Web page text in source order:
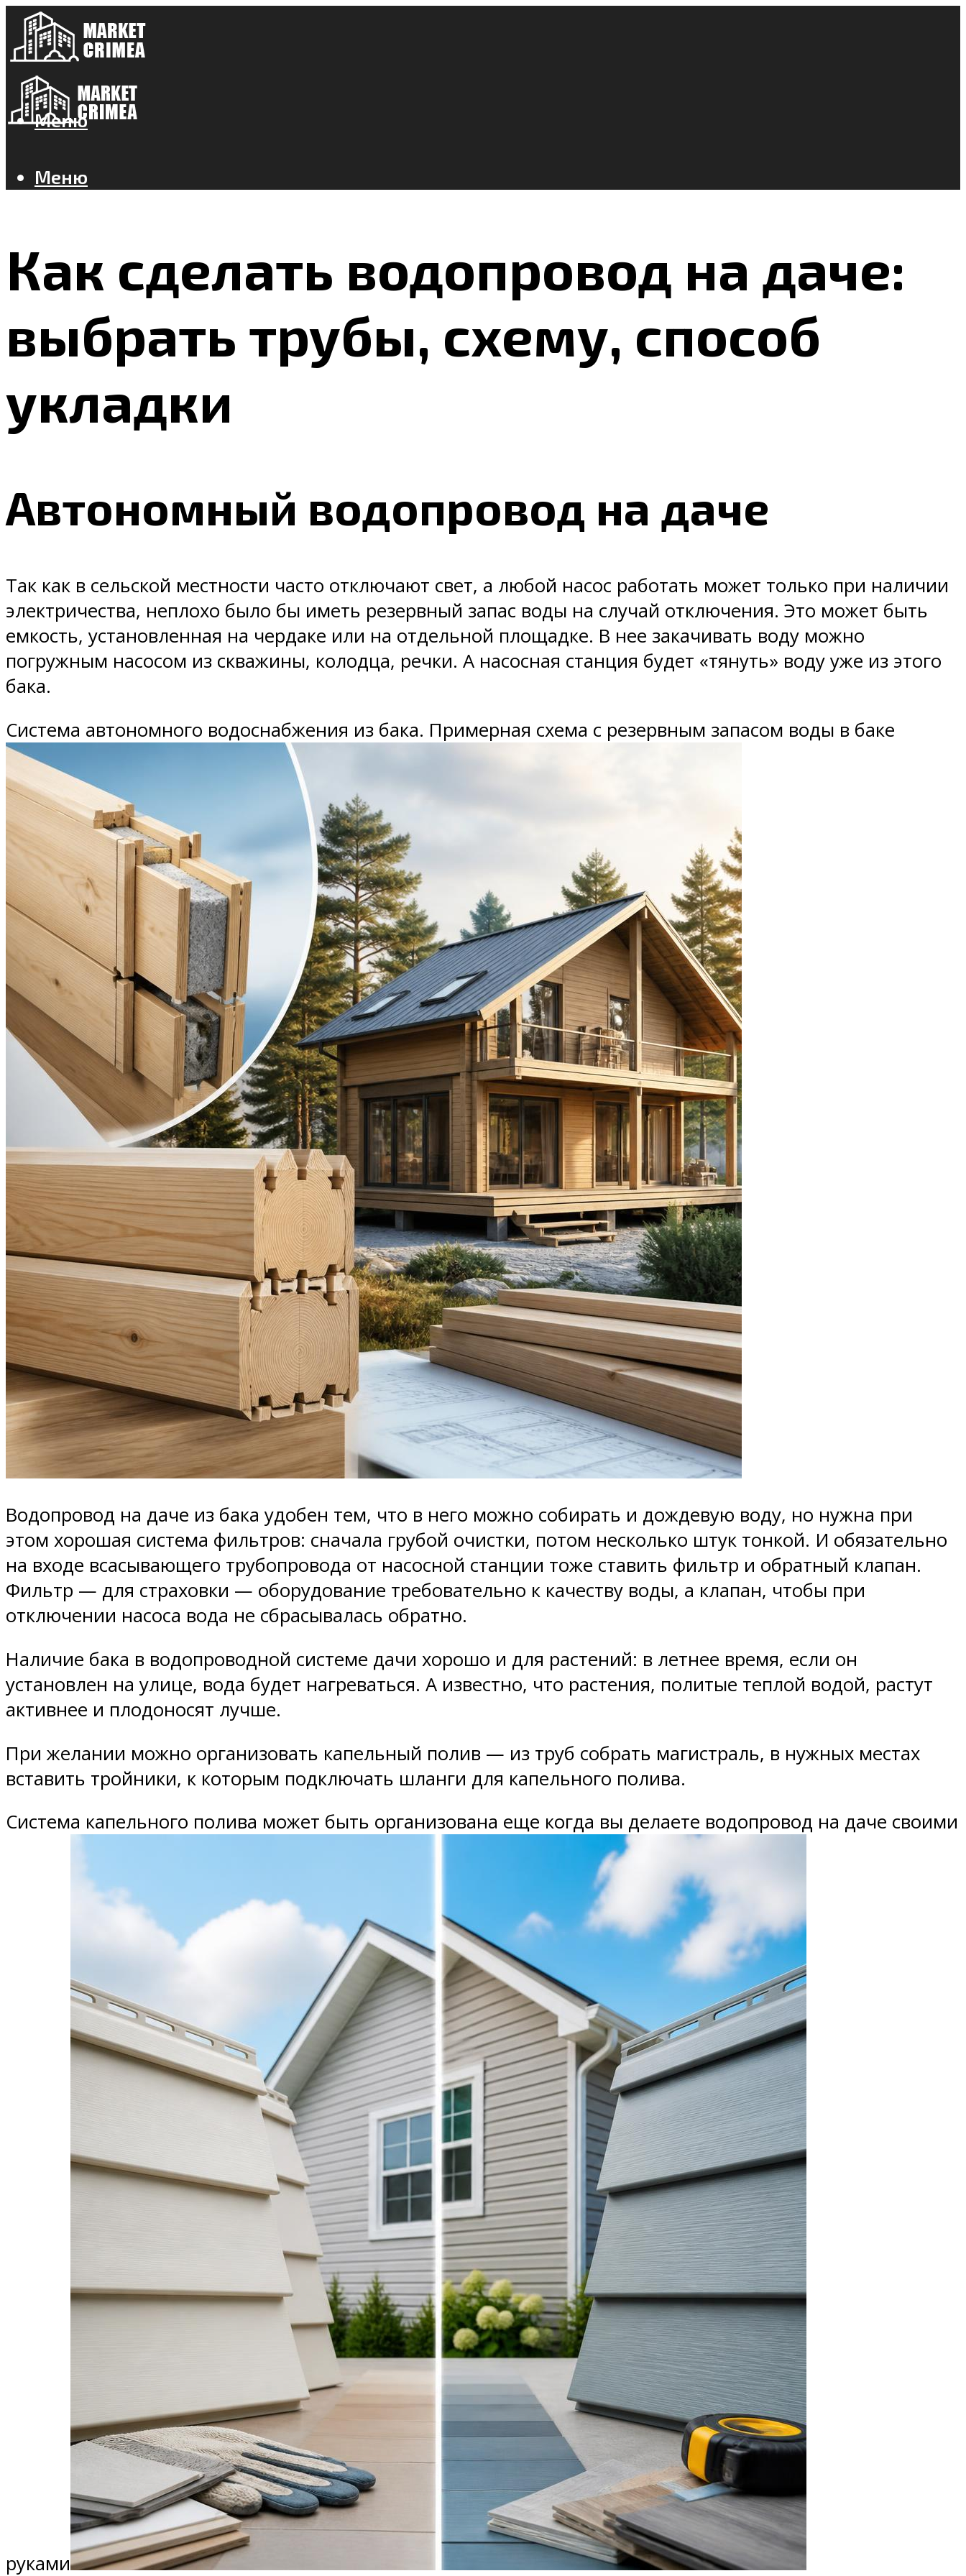
Меню
Меню
Как сделать водопровод на даче:
выбрать трубы, схему, способ
укладки
Автономный водопровод на даче
Так как в сельской местности часто отключают свет, а любой насос работать может только при наличии
электричества, неплохо было бы иметь резервный запас воды на случай отключения. Это может быть
емкость, установленная на чердаке или на отдельной площадке. В нее закачивать воду можно
погружным насосом из скважины, колодца, речки. А насосная станция будет «тянуть» воду уже из этого
бака.
Система автономного водоснабжения из бака. Примерная схема с резервным запасом воды в баке
Водопровод на даче из бака удобен тем, что в него можно собирать и дождевую воду, но нужна при
этом хорошая система фильтров: сначала грубой очистки, потом несколько штук тонкой. И обязательно
на входе всасывающего трубопровода от насосной станции тоже ставить фильтр и обратный клапан.
Фильтр — для страховки — оборудование требовательно к качеству воды, а клапан, чтобы при
отключении насоса вода не сбрасывалась обратно.
Наличие бака в водопроводной системе дачи хорошо и для растений: в летнее время, если он
установлен на улице, вода будет нагреваться. А известно, что растения, политые теплой водой, растут
активнее и плодоносят лучше.
При желании можно организовать капельный полив — из труб собрать магистраль, в нужных местах
вставить тройники, к которым подключать шланги для капельного полива.
Система капельного полива может быть организована еще когда вы делаете водопровод на даче своими
руками